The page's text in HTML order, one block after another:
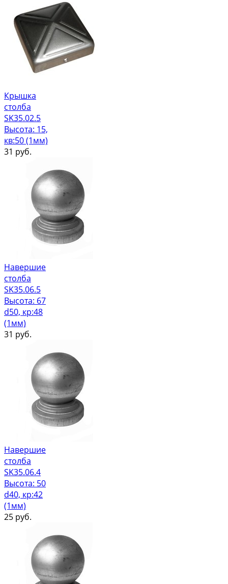
Крышка
столба
SK35.02.5
Высота: 15,
кв:50 (1мм)
31 руб.
Навершие
столба
SK35.06.5
Высота: 67
d50, кр:48
(1мм)
31 руб.
Навершие
столба
SK35.06.4
Высота: 50
d40, кр:42
(1мм)
25 руб.